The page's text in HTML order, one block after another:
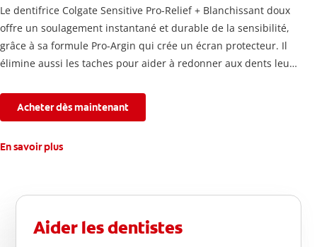
Le dentifrice Colgate Sensitive Pro-Relief + Blanchissant doux
offre un soulagement instantané et durable de la sensibilité,
grâce à sa formule Pro-Argin qui crée un écran protecteur. Il
élimine aussi les taches pour aider à redonner aux dents leur
connaissez.
Acheter dès maintenant
En savoir plus
Aider les dentistes